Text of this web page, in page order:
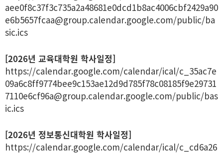
aee0f8c37f3c735a2a48681e0dcd1b8ac4006cbf2429a90
e6b5657fcaa@group.calendar.google.com/public/ba
sic.ics
[2026년 교육대학원 학사일정]
https://calendar.google.com/calendar/ical/c_35ac7e
09a6c8ff9774bee9c153ae12d9d785f78c08185f9e29731
7110e6cf96a@group.calendar.google.com/public/bas
ic.ics
[2026년 정보통신대학원 학사일정]
https://calendar.google.com/calendar/ical/c_cd6a26